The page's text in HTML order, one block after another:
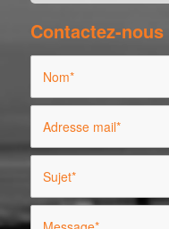
Contactez-nous